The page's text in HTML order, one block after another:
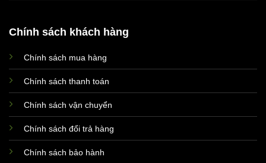
Chính sách khách hàng
Chính sách mua hàng
Chính sách thanh toán
Chính sách vận chuyển
Chính sách đổi trả hàng
Chính sách bảo hành
viên tư vấn của Remak